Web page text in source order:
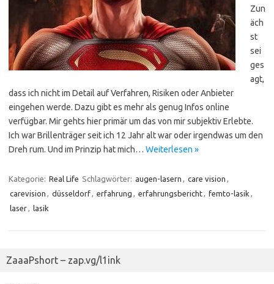
Zun
äch
st
sei
ges
agt,
dass ich nicht im Detail auf Verfahren, Risiken oder Anbieter
eingehen werde. Dazu gibt es mehr als genug Infos online
verfügbar. Mir gehts hier primär um das von mir subjektiv Erlebte.
Ich war Brillenträger seit ich 12 Jahr alt war oder irgendwas um den
Dreh rum. Und im Prinzip hat mich… Weiterlesen »
Kategorie: Real Life Schlagwörter: augen-lasern , care vision ,
carevision , düsseldorf, erfahrung , erfahrungsbericht, femto-lasik ,
laser, lasik
ZaaaPshort – zap.vg/l1ink